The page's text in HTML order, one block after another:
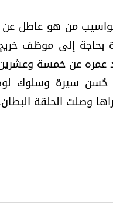
من هو عاطل عن
بحاجة إلى موظف
عمره عن خمسة
حُسن سيرة وسلوك
وصلت الحلقة